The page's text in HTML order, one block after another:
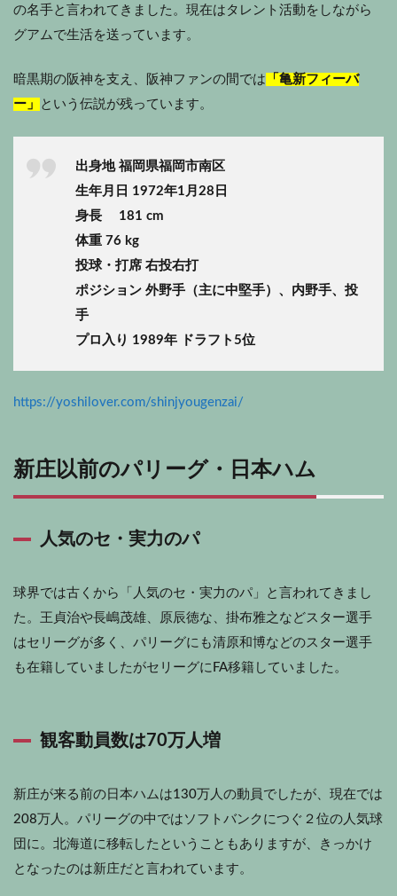
の名手と言われてきました。現在はタレント活動をしながら
グアムで生活を送っています。
暗黒期の阪神を支え、阪神ファンの間では 「亀新フィーバ
ー」
という伝説が残っています。
出身地 福岡県福岡市南区
生年月日 1972年1月28日
身長 181 cm
体重 76 kg
投球・打席 右投右打
ポジション 外野手（主に中堅手）、内野手、投
手
プロ入り 1989年 ドラフト5位
https://yoshilover.com/shinjyougenzai/
新庄以前のパリーグ・日本ハム
人気のセ・実力のパ
球界では古くから「人気のセ・実力のパ」と言われてきまし
た。王貞治や長嶋茂雄、原辰徳な、掛布雅之などスター選手
はセリーグが多く、パリーグにも清原和博などのスター選手
も在籍していましたがセリーグにFA移籍していました。
観客動員数は70万人増
新庄が来る前の日本ハムは130万人の動員でしたが、現在では
208万人。パリーグの中ではソフトバンクにつぐ２位の人気球
団に。北海道に移転したということもありますが、きっかけ
となったのは新庄だと言われています。